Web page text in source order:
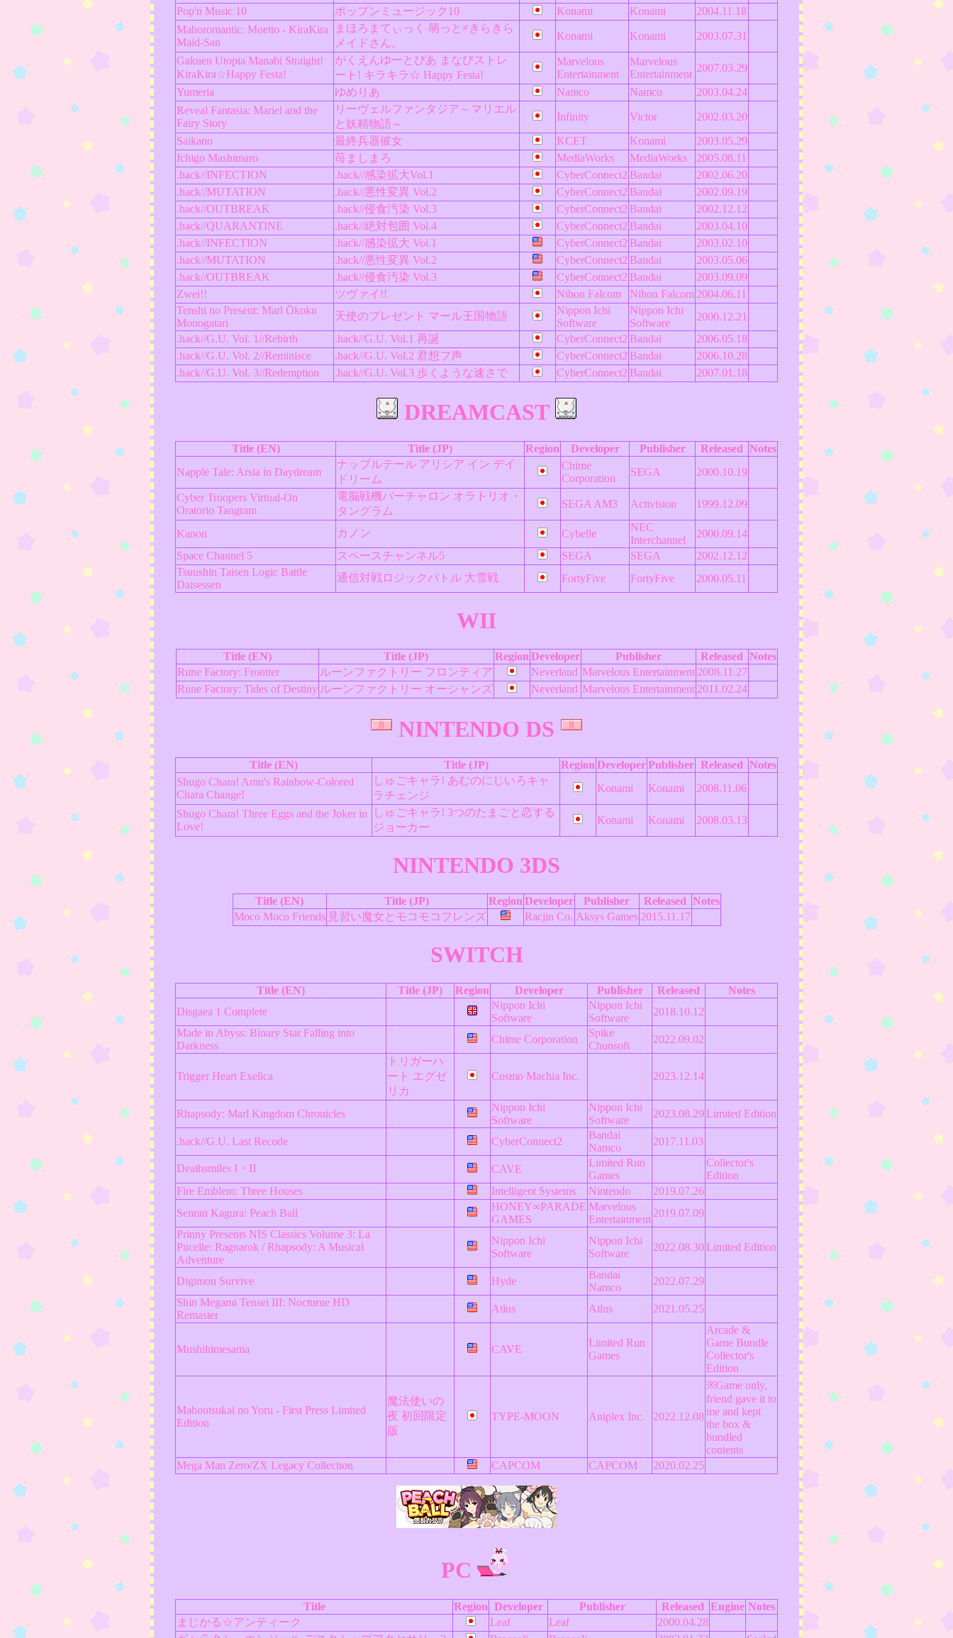
Pop'n Music 10
ポップンミュージック10 Konami Konami
2004.11.18
Mahoromantic: Moetto - KiraKira
Maid-San
まほろまてぃっく 萌っと≠きらきら
メイドさん。
Konami Konami 2003.07.31
Gakuen Utopia Manabi Straight!
KiraKira☆Happy Festa!
がくえんゆーとぴあ まなびストレ
ート! キラキラ☆ Happy Festa!
Marvelous
Entertainment
Marvelous
Entertainment
2007.03.29
Yumeria
ゆめりあ Namco Namco
2003.04.24
Reveal Fantasia: Mariel and the
Fairy Story
リーヴェルファンタジア～マリエル
と妖精物語～
Infinity Victor
2002.03.20
Saikano
最終兵器彼女 KCET Konami
2003.05.29
Ichigo Mashimaro
苺ましまろ MediaWorks MediaWorks
2005.08.11
.hack//INFECTION
.hack//感染拡大Vol.1 CyberConnect2 Bandai
2002.06.20
.hack//MUTATION
.hack//悪性変異 Vol.2 CyberConnect2 Bandai
2002.09.19
.hack//OUTBREAK
.hack//侵食汚染 Vol.3 CyberConnect2 Bandai
2002.12.12
.hack//QUARANTINE
.hack//絶対包囲 Vol.4 CyberConnect2 Bandai
2003.04.10
.hack//INFECTION
.hack//感染拡大 Vol.1 CyberConnect2 Bandai
2003.02.10
.hack//MUTATION
.hack//悪性変異 Vol.2 CyberConnect2 Bandai
2003.05.06
.hack//OUTBREAK
.hack//侵食汚染 Vol.3 CyberConnect2 Bandai
2003.09.09
Zwei!!
ツヴァイ!! Nihon Falcom Nihon Falcom 2004.06.11
Tenshi no Present: Marl Ōkoku
Monogatari
天使のプレゼント マール王国物語
Nippon Ichi
Software
Nippon Ichi
Software
2000.12.21
.hack//G.U. Vol. 1//Rebirth
.hack//G.U. Vol.1 再誕 CyberConnect2 Bandai
2006.05.18
.hack//G.U. Vol. 2//Reminisce
.hack//G.U. Vol.2 君想フ声 CyberConnect2 Bandai
2006.10.28
.hack//G.U. Vol. 3//Redemption
.hack//G.U. Vol.3 歩くような速さで CyberConnect2 Bandai 2007.01.18
DREAMCAST
Title (EN) Title (JP) Region Developer Publisher Released Notes
Napple Tale: Arsia in Daydream
ナップルテール アリシア イン デイ
ドリーム
Chime
Corporation
SEGA 2000.10.19
Cyber Troopers Virtual-On
Oratorio Tangram
電脳戦機バーチャロン オラトリオ・
タングラム
SEGA AM3 Activision 1999.12.09
Kanon カノン Cybelle
NEC
Interchannel
2000.09.14
Space Channel 5
スペースチャンネル5 SEGA SEGA
2002.12.12
Tsuushin Taisen Logic Battle
Daisessen
通信対戦ロジックバトル 大雪戦 FortyFive FortyFive 2000.05.11
WII
Title (EN) Title (JP) Region Developer Publisher Released Notes
Rune Factory: Frontier
ルーンファクトリー フロンティア Neverland Marvelous Entertainment 2008.11.27
Rune Factory: Tides of Destiny ルーンファクトリー オーシャンズ Neverland Marvelous Entertainment 2011.02.24
NINTENDO DS
Title (EN) Title (JP) Region DeveloperPublisher Released Notes
Shugo Chara! Amu's Rainbow-Colored
Chara Change!
しゅごキャラ! あむのにじいろキャ
ラチェンジ
Konami Konami 2008.11.06
Shugo Chara! Three Eggs and the Joker in
Love!
しゅごキャラ! 3つのたまごと恋する
ジョーカー
Konami Konami 2008.03.13
NINTENDO 3DS
Title (EN) Title (JP) Region Developer Publisher Released Notes
Moco Moco Friends 見習い魔女とモコモコフレンズ Racjin Co. Aksys Games 2015.11.17
SWITCH
Title (EN) Title (JP) Region Developer Publisher Released
Notes
Disgaea 1 Complete
Nippon Ichi
Software
Nippon Ichi
Software
2018.10.12
Made in Abyss: Binary Star Falling into
Darkness
Chime Corporation
Spike
Chunsoft
2022.09.02
Trigger Heart Exelica
トリガーハ
ート エグゼ
リカ
Cosmo Machia Inc. 2023.12.14
Rhapsody: Marl Kingdom Chronicles
Nippon Ichi
Software
Nippon Ichi
Software
2023.08.29 Limited Edition
.hack//G.U. Last Recode CyberConnect2
Bandai
Namco
2017.11.03
Deathsmiles I・II CAVE
Limited Run
Games
Collector's
Edition
Fire Emblem: Three Houses
Intelligent Systems Nintendo
2019.07.26
Senran Kagura: Peach Ball
HONEY∞PARADE
GAMES
Marvelous
Entertainment
2019.07.09
Prinny Presents NIS Classics Volume 3: La
Pucelle: Ragnarok / Rhapsody: A Musical
Adventure
Nippon Ichi
Software
Nippon Ichi
Software
2022.08.30 Limited Edition
Digimon Survive Hyde
Bandai
Namco
2022.07.29
Shin Megami Tensei III: Nocturne HD
Remaster
Atlus Atlus 2021.05.25
Mushihimesama CAVE
Limited Run
Games
Arcade &
Game Bundle
Collector's
Edition
Mahoutsukai no Yoru - First Press Limited
Edition
魔法使いの
夜 初回限定
版
TYPE-MOON Aniplex Inc. 2022.12.08
※Game only,
friend gave it to
me and kept
the box &
bundled
contents
Mega Man Zero/ZX Legacy Collection
CAPCOM CAPCOM 2020.02.25
PC
Title Region Developer Publisher Released Engine Notes
まじかる☆アンティーク
Leaf Leaf
2000.04.28